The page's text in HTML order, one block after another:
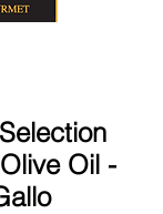
Oil -